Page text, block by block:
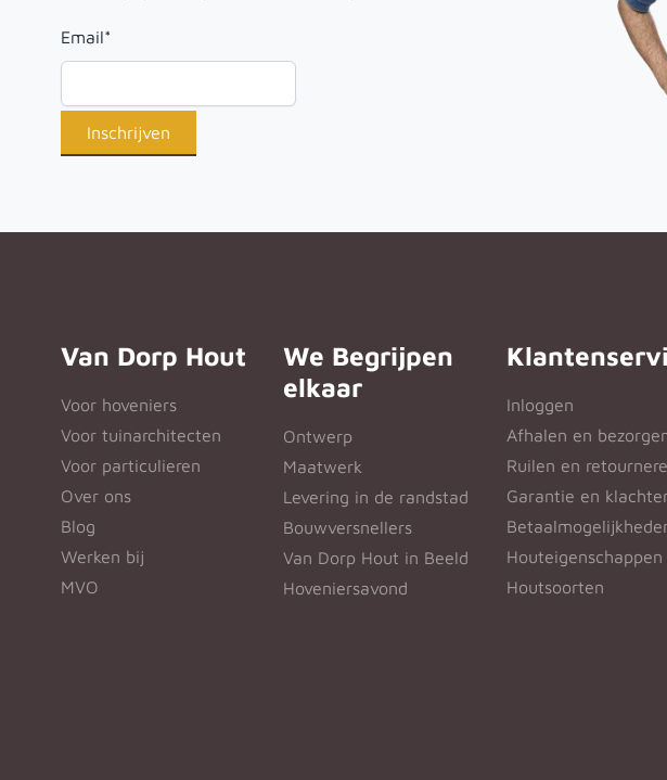
Email*
Van Dorp Hout
Voor hoveniers
Voor tuinarchitecten
Voor particulieren
Over ons
Blog
Werken bij
MVO
We Begrijpen
elkaar
Ontwerp
Maatwerk
Levering in de randstad
Bouwversnellers
Van Dorp Hout in Beeld
Hoveniersavond
Inloggen
Afhalen en
Ruilen en
Garantie en
Houteigenschappen
Houtsoorten